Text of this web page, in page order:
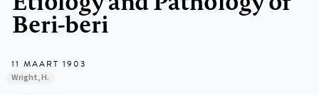
Beri-beri
11 MAART 1903
Wright, H.